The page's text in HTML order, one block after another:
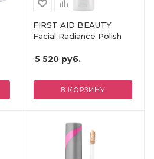
FIRST AID BEAUTY
Facial Radiance Polish
5 520руб.
В КОРЗИНУ